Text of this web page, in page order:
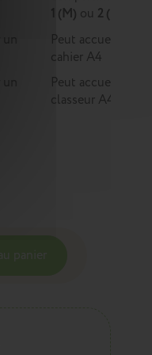
1 (M) ou 2 (L)
Peut accueillir un
cahier A4
Peut accueillir un
classeur A4